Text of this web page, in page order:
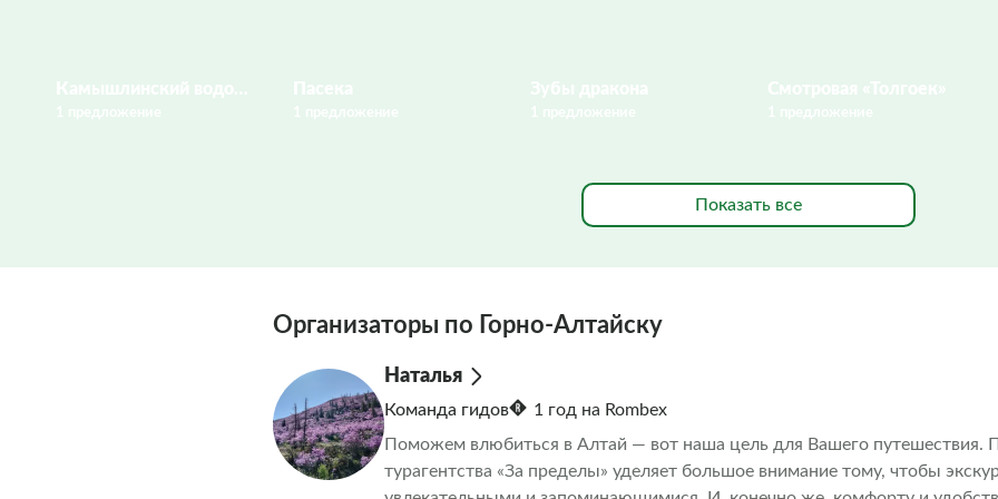
Показать все
Организаторы по Горно-Алтайску
Наталья
Команда гидов
1 год на Rombex
Поможем влюбиться в Алтай — вот наша цель для Вашего путешествия.
турагентства «За пределы» уделяет большое внимание тому, чтобы